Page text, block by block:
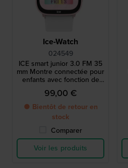
Ice-Watch
024549
ICE smart junior 3.0 FM 35
mm Montre connectée pour
enfants avec fonction de
géolocalisation Apple Find
My.
99,00 €
● Bientôt de retour en
stock
Comparer
Voir les produits